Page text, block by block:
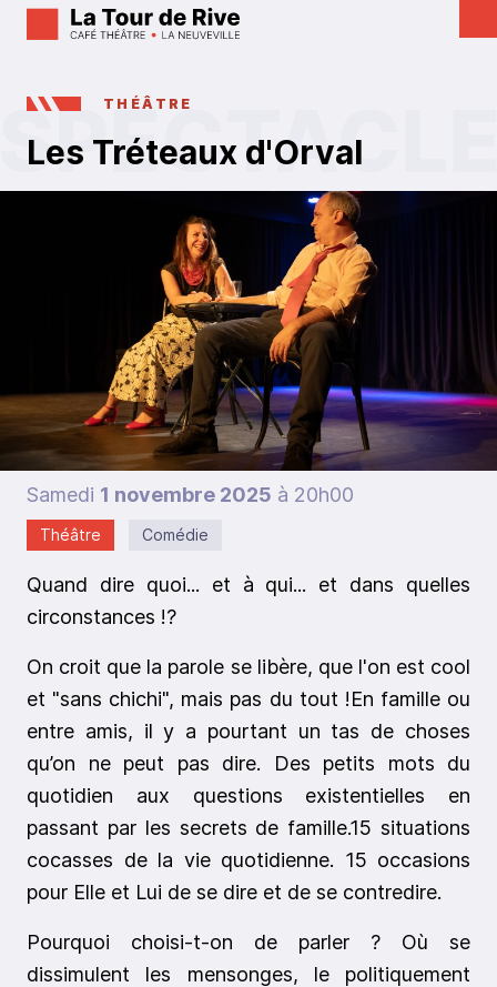
THÉÂTRE
Les Tréteaux d'Orval
Samedi 1 novembre 2025 à 20h00
Théâtre Comédie
Quand dire quoi... et à qui... et dans quelles
circonstances !?
On croit que la parole se libère, que l'on est cool
et "sans chichi", mais pas du tout !En famille ou
entre amis, il y a pourtant un tas de choses
qu’on ne peut pas dire. Des petits mots du
quotidien aux questions existentielles en
passant par les secrets de famille.15 situations
cocasses de la vie quotidienne. 15 occasions
pour Elle et Lui de se dire et de se contredire.
Pourquoi choisi-t-on de parler ? Où se
dissimulent les mensonges, le politiquement